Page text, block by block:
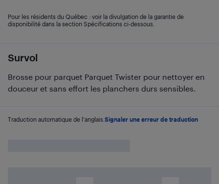
Survol
Brosse pour parquet Parquet Twister pour nettoyer en
douceur et sans effort les planchers durs sensibles.
Traduction automatique de l'anglais. Signaler une erreur de traduction
Pour les résidents du Québec : voir la divulgation de la garantie de
disponibilité dans la section Spécifications ci-dessous.